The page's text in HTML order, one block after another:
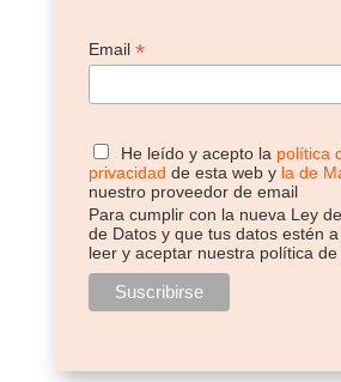
Email*
He leído y acepto la política
privacidad de esta web y la de
nuestro proveedor de email
Para cumplir con la nueva Ley
de Datos y que tus datos estén
leer y aceptar nuestra política de